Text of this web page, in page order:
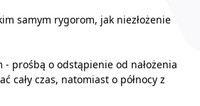
samym rygorom, jak niezłożenie
prośbą o odstąpienie od nałożenia
cały czas, natomiast o północy z